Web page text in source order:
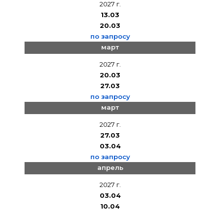
2027 г.
13.03
20.03
по запросу
март
2027 г.
20.03
27.03
по запросу
март
2027 г.
27.03
03.04
по запросу
апрель
2027 г.
03.04
10.04